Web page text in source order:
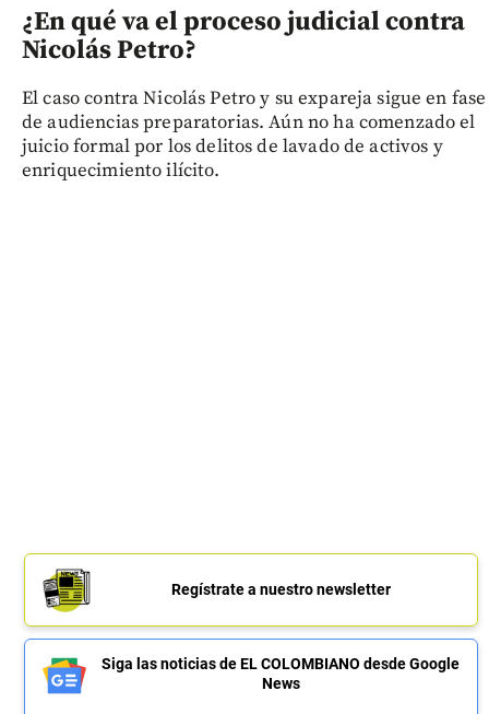
¿En qué va el proceso judicial contra
Nicolás Petro?
El caso contra Nicolás Petro y su expareja sigue en fase
de audiencias preparatorias. Aún no ha comenzado el
juicio formal por los delitos de lavado de activos y
enriquecimiento ilícito.
Regístrate a nuestro newsletter
Siga las noticias de EL COLOMBIANO desde Google
News